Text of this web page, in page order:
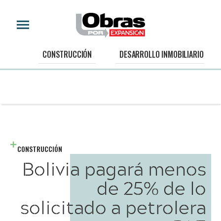
CONSTRUCCIÓN DESARROLLO INMOBILIARIO
CONSTRUCCIÓN
Bolivia pagará menos
de 25% de lo
solicitado a petrolera